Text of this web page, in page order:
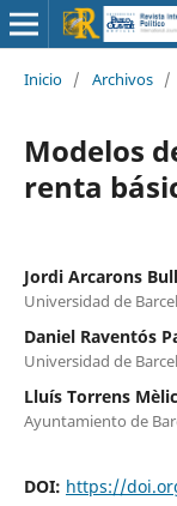
Inicio / Archivos /
Modelos
renta
Jordi Arcarons
Universidad de
Daniel Raventós
Universidad de
Lluís Torrens
Ayuntamiento de
DOI: https://